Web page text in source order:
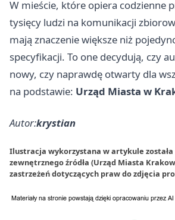
W mieście, które opiera codzienne
tysięcy ludzi na komunikacji
mają znaczenie większe niż
specyfikacji. To one decydują, czy
nowy, czy naprawdę otwarty dla
na podstawie: Urząd Miasta w
Autor:krystian
Ilustracja wykorzystana w artykule została
zewnętrznego źródła (Urząd Miasta
zastrzeżeń dotyczących praw do zdjęcia